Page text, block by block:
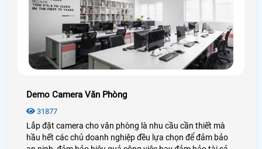
Demo Camera Văn Phòng
31877
Lắp đặt camera cho văn phòng là nhu cầu cần thiết mà
hầu hết các chủ doanh nghiệp đều lựa chọn để đảm bảo